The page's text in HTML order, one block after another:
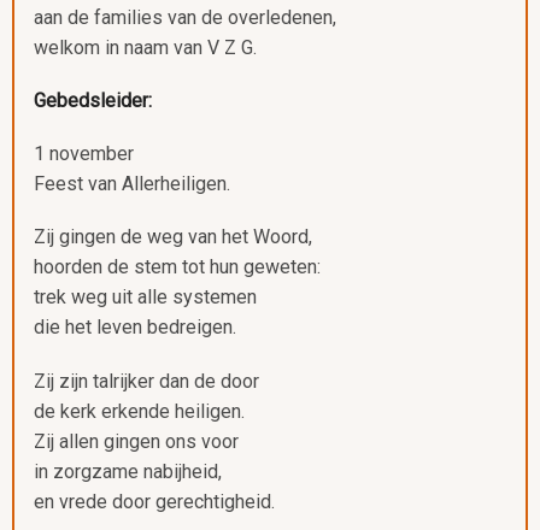
aan de families van de overledenen,
welkom in naam van V Z G.
Gebedsleider:
1 november
Feest van Allerheiligen.
Zij gingen de weg van het Woord,
hoorden de stem tot hun geweten:
trek weg uit alle systemen
die het leven bedreigen.
Zij zijn talrijker dan de door
de kerk erkende heiligen.
Zij allen gingen ons voor
in zorgzame nabijheid,
en vrede door gerechtigheid.